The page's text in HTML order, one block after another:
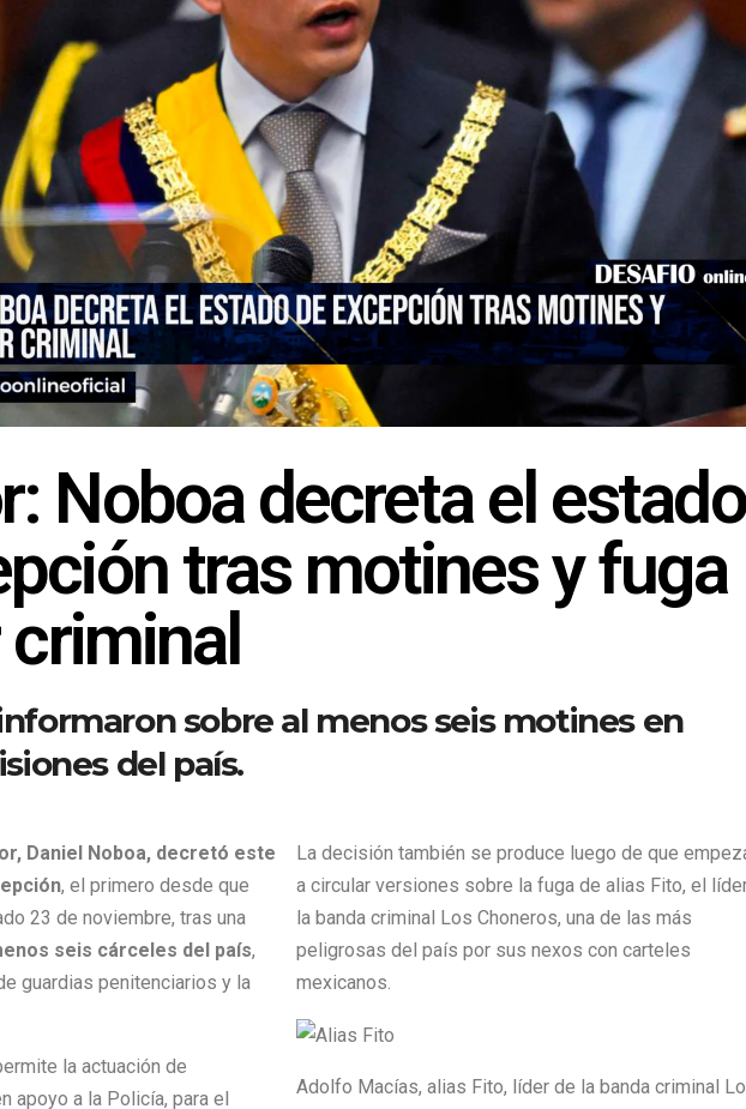
Noboa decreta el estado
tras motines y fuga
sobre al menos seis motines en
del país.
Daniel Noboa, decretó este
, el primero desde que
23 de noviembre, tras una
seis cárceles del país,
guardias penitenciarios y la
la actuación de
apoyo a la Policía, para el
La decisión también se produce luego de que
a circular versiones sobre la fuga de alias Fito, el
la banda criminal Los Choneros, una de las más
peligrosas del país por sus nexos con carteles
mexicanos.
Adolfo Macías, alias Fito, líder de la banda criminal